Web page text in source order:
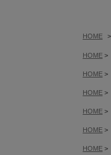
HOME
HOME
HOME
HOME
HOME
HOME
HOME